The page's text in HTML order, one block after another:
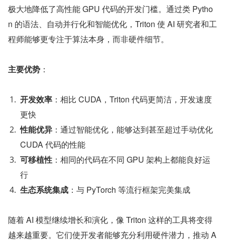
极大地降低了高性能 GPU 代码的开发门槛。通过类 Pytho
n 的语法、自动并行化和智能优化，Triton 使 AI 研究者和工
程师能够更专注于算法本身，而非硬件细节。
主要优势 ：
开发效率 ：相比 CUDA，Triton 代码更简洁，开发速度
更快
性能优异 ：通过智能优化，能够达到甚至超过手动优化
CUDA 代码的性能
可移植性 ：相同的代码在不同 GPU 架构上都能良好运
行
生态系统集成 ：与 PyTorch 等流行框架完美集成
随着 AI 模型继续增长和演化，像 Triton 这样的工具将变得
越来越重要。它们使开发者能够充分利用硬件潜力，推动 A